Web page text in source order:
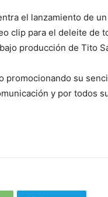
el lanzamiento de
clip para el deleite de
producción de Tito
su
y por todos